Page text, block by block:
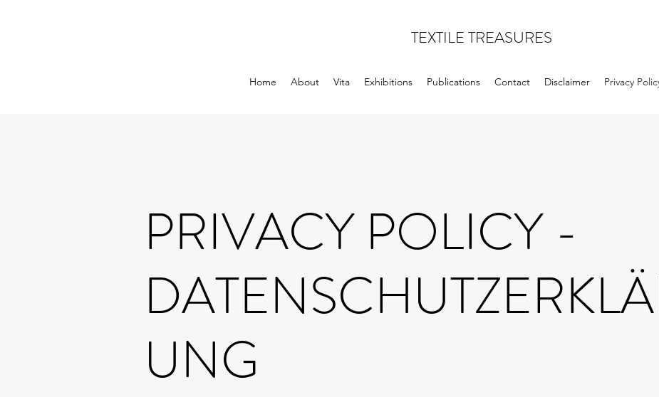
TEXTILE TREASURES
Home About Vita Exhibitions Publications Contact Disclaimer Privacy
PRIVACY POLICY -
UNG